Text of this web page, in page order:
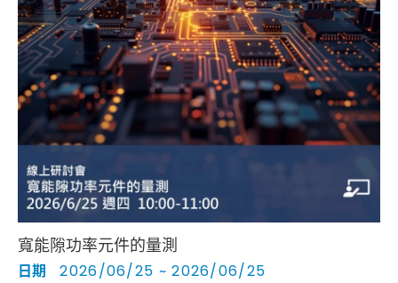
寬能隙功率元件的量測
日期 2026/06/25 ~ 2026/06/25